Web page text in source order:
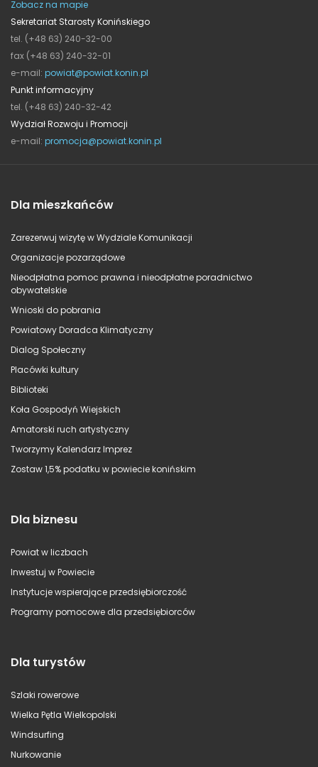
Zobacz na mapie
Sekretariat Starosty Konińskiego
tel. (+48 63) 240-32-00
fax (+48 63) 240-32-01
e-mail: powiat@powiat.konin.pl
Punkt informacyjny
tel. (+48 63) 240-32-42
Wydział Rozwoju i Promocji
e-mail: promocja@powiat.konin.pl
Dla mieszkańców
Zarezerwuj wizytę w Wydziale Komunikacji
Organizacje pozarządowe
Nieodpłatna pomoc prawna i nieodpłatne poradnictwo
obywatelskie
Wnioski do pobrania
Powiatowy Doradca Klimatyczny
Dialog Społeczny
Placówki kultury
Biblioteki
Koła Gospodyń Wiejskich
Amatorski ruch artystyczny
Tworzymy Kalendarz Imprez
Zostaw 1,5% podatku w powiecie konińskim
Dla biznesu
Powiat w liczbach
Inwestuj w Powiecie
Instytucje wspierające przedsiębiorczość
Programy pomocowe dla przedsiębiorców
Dla turystów
Szlaki rowerowe
Wielka Pętla Wielkopolski
Windsurfing
Nurkowanie